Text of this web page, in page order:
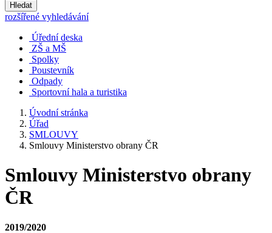
Hledat
rozšířené vyhledávání
Úřední deska
ZŠ a MŠ
Spolky
Poustevník
Odpady
Sportovní hala a turistika
Úvodní stránka
Úřad
SMLOUVY
Smlouvy Ministerstvo obrany ČR
Smlouvy Ministerstvo obrany
ČR
2019/2020